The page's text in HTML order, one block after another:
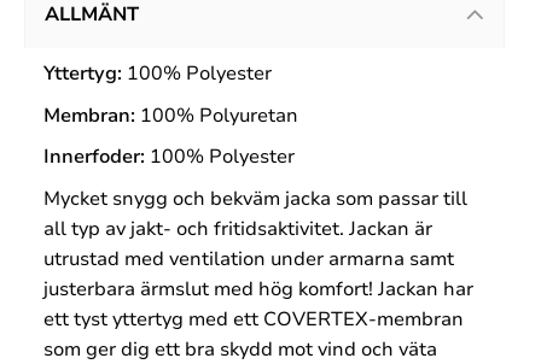
ALLMÄNT
Yttertyg: 100% Polyester
Membran: 100% Polyuretan
Innerfoder: 100% Polyester
Mycket snygg och bekväm jacka som passar till
all typ av jakt- och fritidsaktivitet. Jackan är
utrustad med ventilation under armarna samt
justerbara ärmslut med hög komfort! Jackan har
ett tyst yttertyg med ett COVERTEX-membran
som ger dig ett bra skydd mot vind och väta